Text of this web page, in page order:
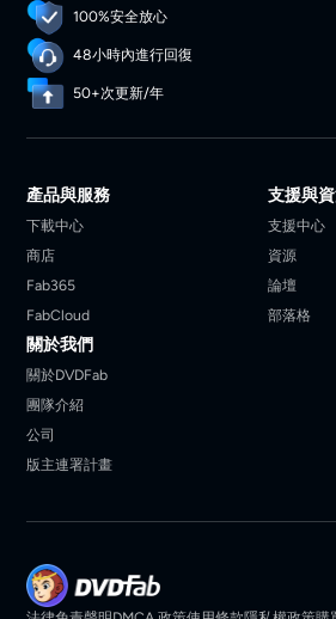
100%安全放心
48小時內進行回復
50+次更新/年
產品與服務
下載中心
商店
Fab365
FabCloud
支援與
支援中心
資源
論壇
部落格
關於我們
關於DVDFab
團隊介紹
公司
版主連署計畫